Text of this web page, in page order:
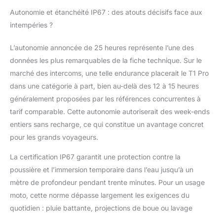
intercom deux
mode d'appairage
universel est destiné à
la connexion avec des
dispositifs intercom de
modèles différents 5
autocollants
interchangeables –
autocollants uniques,
interchangeables, pour
s'adapter aux goûts et
aux styles de conduite
variés des utilisateurs.
Autonomie et étanchéité IP67 : des atouts décisifs face aux
intempéries ?
L’autonomie annoncée de 25 heures représente l’une des
données les plus remarquables de la fiche technique. Sur le
marché des intercoms, une telle endurance placerait le T1 Pro
dans une catégorie à part, bien au-delà des 12 à 15 heures
généralement proposées par les références concurrentes à
tarif comparable. Cette autonomie autoriserait des week-ends
entiers sans recharge, ce qui constitue un avantage concret
pour les grands voyageurs.
La certification IP67 garantit une protection contre la
poussière et l’immersion temporaire dans l’eau jusqu’à un
mètre de profondeur pendant trente minutes. Pour un usage
moto, cette norme dépasse largement les exigences du
quotidien : pluie battante, projections de boue ou lavage